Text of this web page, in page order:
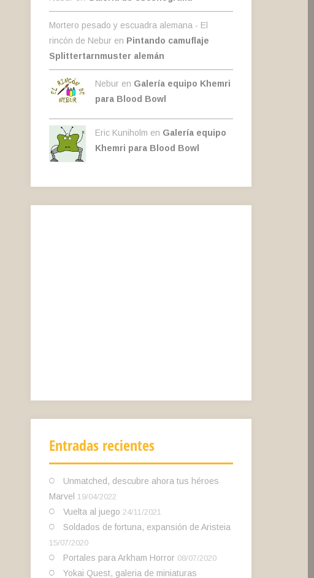
Mortero pesado y escuadra alemana - El
rincón de Nebur en Pintando camuflaje
Splittertarnmuster alemán
Nebur en Galería equipo Khemri
para Blood Bowl
Eric Kuniholm en Galería equipo
Khemri para Blood Bowl
Entradas recientes
Unmatched, descubre ahora tus héroes
Marvel 19/04/2022
Vuelta al juego 24/11/2021
Soldados de fortuna, expansión de Aristeia
15/07/2020
Portales para Arkham Horror 08/07/2020
Yokai Quest, galeria de miniaturas